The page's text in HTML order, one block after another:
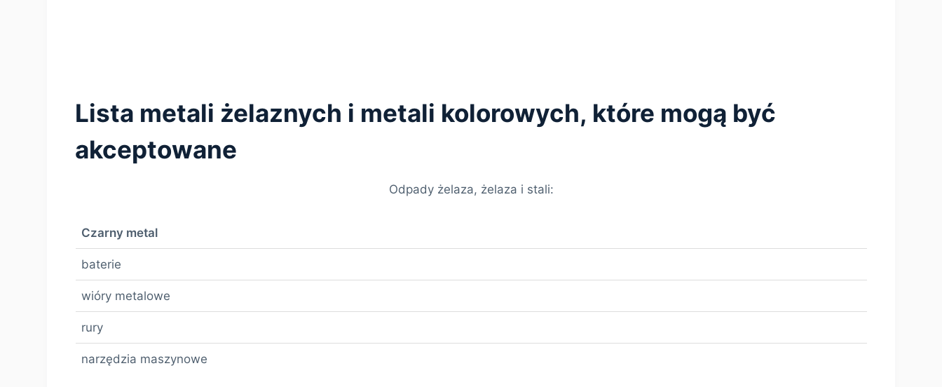
Lista metali żelaznych i metali kolorowych, które mogą być
akceptowane
Odpady żelaza, żelaza i stali:
Czarny metal
baterie
wióry metalowe
rury
narzędzia maszynowe